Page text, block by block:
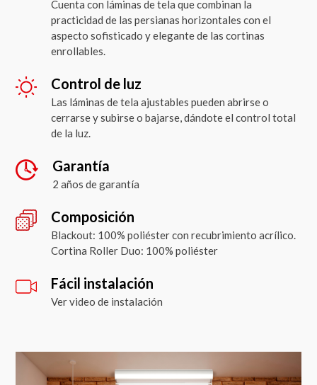
Cuenta con láminas de tela que combinan la
practicidad de las persianas horizontales con el
aspecto sofisticado y elegante de las cortinas
enrollables.
Control de luz
Las láminas de tela ajustables pueden abrirse o
cerrarse y subirse o bajarse, dándote el control total
de la luz.
Garantía
2 años de garantía
Composición
Blackout: 100% poliéster con recubrimiento acrílico.
Cortina Roller Duo: 100% poliéster
Fácil instalación
Ver video de instalación